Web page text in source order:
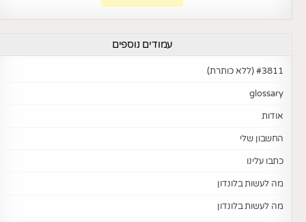
עמודים נוספים
#3811 (ללא כותרת)
glossary
אודות
החשבון שלי
כתבו עלינו
מה לעשות בלונדון
מה לעשות בלונדון